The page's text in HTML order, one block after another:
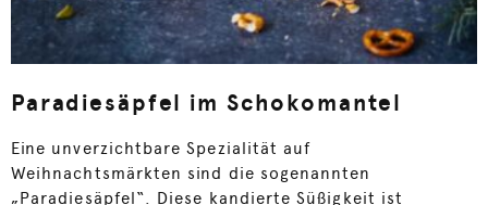
Paradiesäpfel im Schokomantel
Eine unverzichtbare Spezialität auf
Weihnachtsmärkten sind die sogenannten
„Paradiesäpfel“. Diese kandierte Süßigkeit ist